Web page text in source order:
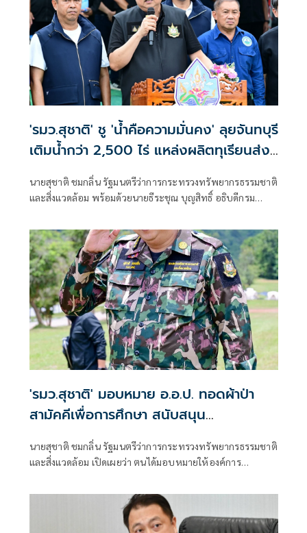
'รมว.สุชาติ' ชู 'น้ำคือความมั่นคง' ลุยจันทบุรี
เติมน้ำกว่า 2,500 ไร่ แหล่งผลิตทุเรียนส่ง
ออกของไทย พร้อมเติมน้ำให้ช้างป่า
นายสุชาติ ชมกลิ่น รัฐมนตรีว่าการกระทรวงทรัพยากรธรรมชาติ
และสิ่งแวดล้อม พร้อมด้วยนายธีระชุณ บุญสิทธิ์ อธิบดีกรม
จันทบุรี เดินหน้าขับเคลื่อนนโยบายรัฐบาลด้านการบริหาร
จัดการน้ำเชิงรุก เร่งเพิ่มน้ำต้นทุนให้ภาคการเกษตร รองรับทั้ง
ฤดูแล้งและฤดูน้ำหลาก
'รมว.สุชาติ' มอบหมาย อ.อ.ป. ทอดผ้าป่า
สามัคคีเพื่อการศึกษา สนับสนุน
คอมพิวเตอร์ 22 เครื่อง เติมโอกาสเด็ก
โรงเรียนบ้านกิ่วลม จ.เชียงใหม่
นายสุชาติ ชมกลิ่น รัฐมนตรีว่าการกระทรวงทรัพยากรธรรมชาติ
และสิ่งแวดล้อม เปิดเผยว่า ตนได้มอบหมายให้องค์การ
สามัคคีเพื่อการศึกษา กระทรวงทรัพยากรธรรมชาติและสิ่ง
แวดล้อม” ณ โรงเรียนบ้านกิ่วลม ตำบลบ่อหลวง อำเภอฮอด
จังหวัดเชียงใหม่ เพื่อสนับสนุนการศึกษาและเพิ่มโอกาสให้กับ